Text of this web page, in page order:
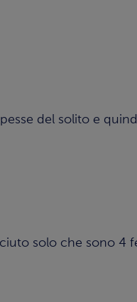
del solito e
solo che sono 4